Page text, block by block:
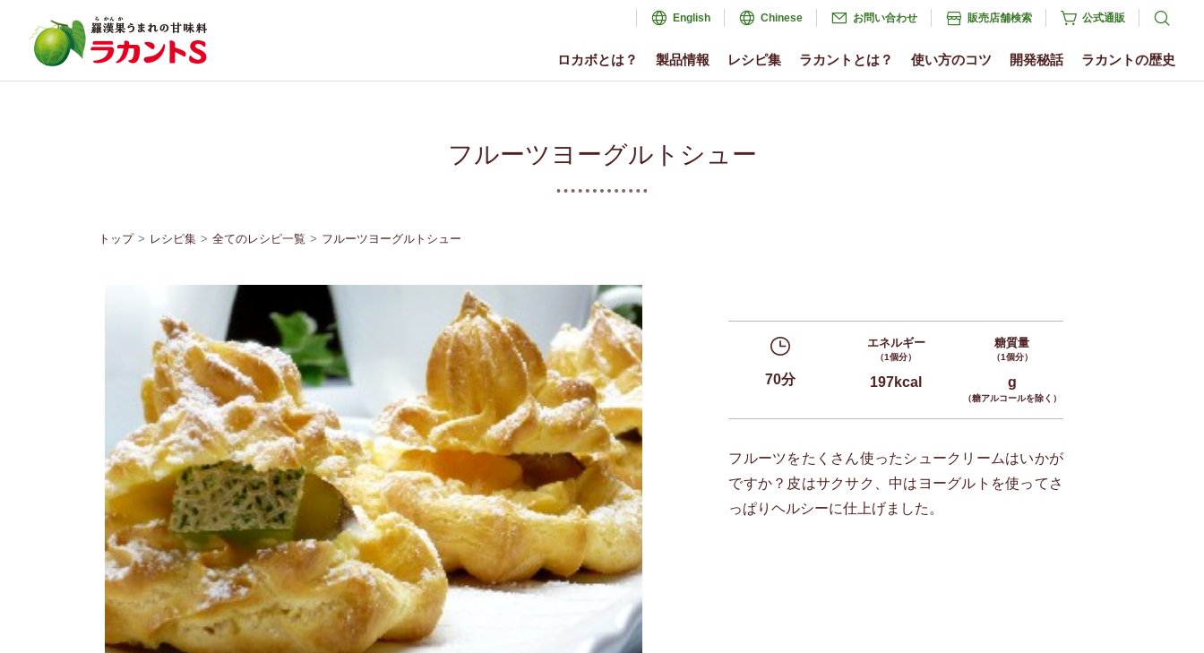
ロカボとは？ 製品情報 レシピ集 ラカントとは？ 使い方のコツ 開発秘話 ラカントの歴史
English Chinese お問い合わせ 販売店舗検索 公式通販
フルーツヨーグルトシュー
トップ レシピ集 全てのレシピ一覧 フルーツヨーグルトシュー
70分
エネルギー
（1個分）
197kcal
糖質量
（1個分）
g
（糖アルコールを除く）
フルーツをたくさん使ったシュークリームはいかが
ですか？皮はサクサク、中はヨーグルトを使ってさ
っぱりヘルシーに仕上げました。